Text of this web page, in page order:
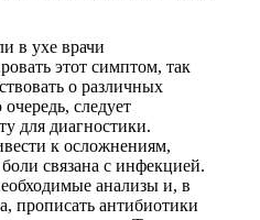
в ухе врачи
этот симптом, так
о различных
следует
для диагностики.
к осложнениям,
связана с инфекцией.
анализы и, в
прописать антибиотики